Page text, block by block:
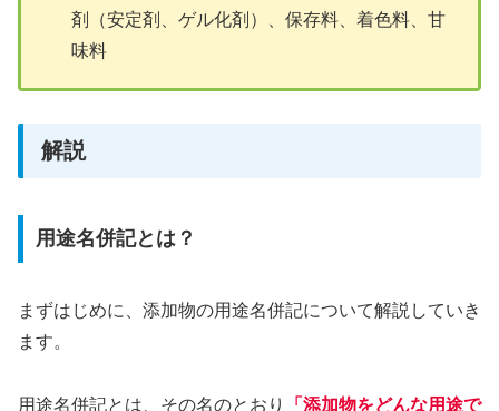
剤（安定剤、ゲル化剤）、保存料、着色料、甘
味料
解説
用途名併記とは？
まずはじめに、添加物の用途名併記について解説していき
ます。
用途名併記とは、その名のとおり
「添加物をどんな用途で